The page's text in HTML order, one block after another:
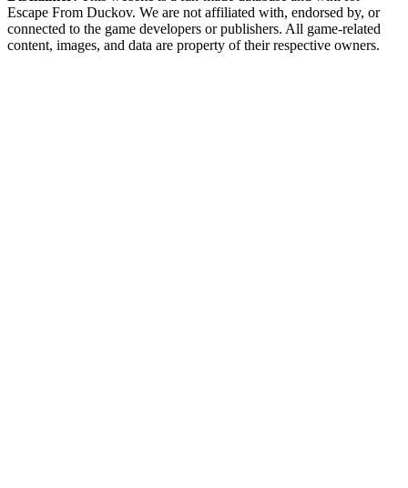
Escape From Duckov. We are not affiliated with, endorsed by, or
connected to the game developers or publishers. All game-related
content, images, and data are property of their respective owners.